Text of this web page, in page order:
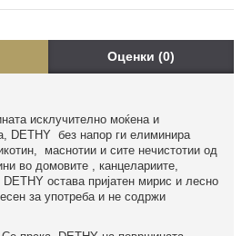
Оценки (0)
исклучително моќенa и
DETHY без напор ги елиминира
маснотии и сите нечистотии од
во домовите , канцелариите,
остава пријатен мирис и лесно
за употреба и не содржи